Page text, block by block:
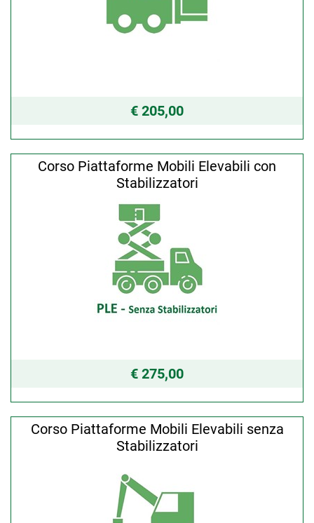
€ 205,00
Corso Piattaforme Mobili Elevabili con
Stabilizzatori
€ 275,00
Corso Piattaforme Mobili Elevabili senza
Stabilizzatori